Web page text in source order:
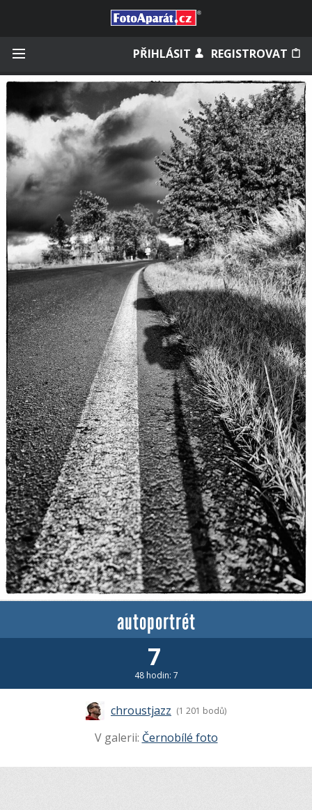
PŘIHLÁSIT REGISTROVAT
Zapamatovat
Zapomněli jste heslo?
Měli jste účet na starém webu?
autoportrét
7
48 hodin: 7
chroustjazz (1 201 bodů)
V galerii: Černobílé foto